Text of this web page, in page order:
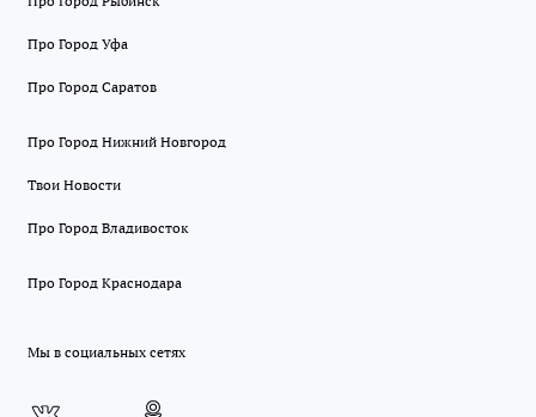
Про Город Уфа
Про Город Саратов
Про Город Нижний Новгород
Твои Новости
Про Город Владивосток
Про Город Краснодара
Мы в социальных сетях